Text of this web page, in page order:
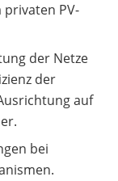
PV-
der Netze
der
auf
bei